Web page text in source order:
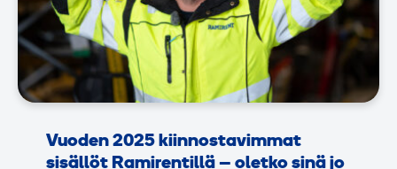
Vuoden 2025 kiinnostavimmat
sisällöt Ramirentillä – oletko sinä jo